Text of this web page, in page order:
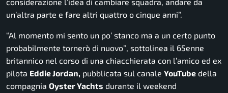
un’altra parte e fare altri quattro o cinque anni”.
“Al momento mi sento un po’ stanco ma a un certo punto
probabilmente tornerò di nuovo”, sottolinea il 65enne
britannico nel corso di una chiacchierata con l’amico ed ex
pilota Eddie Jordan, pubblicata sul canale YouTube della
compagnia Oyster Yachts durante il weekend